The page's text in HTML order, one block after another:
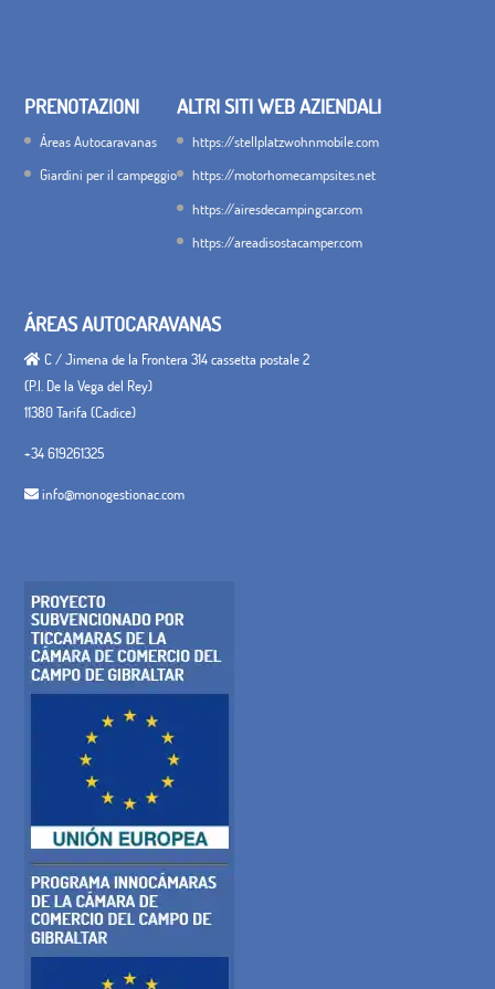
PRENOTAZIONI
Áreas Autocaravanas
Giardini per il campeggio
ALTRI SITI WEB AZIENDALI
https://stellplatzwohnmobile.com
https://motorhomecampsites.net
https://airesdecampingcar.com
https://areadisostacamper.com
ÁREAS AUTOCARAVANAS
C / Jimena de la Frontera 314 cassetta postale 2
(P.I. De la Vega del Rey)
11380 Tarifa (Cadice)
+34 619261325
info@monogestionac.com